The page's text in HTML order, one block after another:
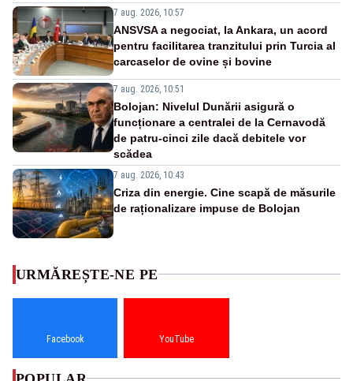
7 aug. 2026, 10:57
ANSVSA a negociat, la Ankara, un acord
pentru facilitarea tranzitului prin Turcia al
carcaselor de ovine și bovine
7 aug. 2026, 10:51
Bolojan: Nivelul Dunării asigură o
funcționare a centralei de la Cernavodă
de patru-cinci zile dacă debitele vor
scădea
7 aug. 2026, 10:43
Criza din energie. Cine scapă de măsurile
de raționalizare impuse de Bolojan
URMĂREȘTE-NE PE
Facebook YouTube